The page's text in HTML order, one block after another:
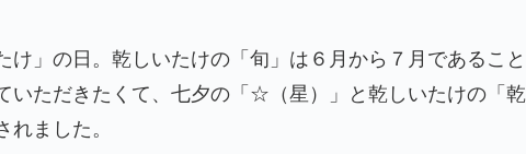
け」の日。乾しいたけの「旬」は６月から７月であること
いただきたくて、七夕の「☆（星）」と乾しいたけの「乾
れました。